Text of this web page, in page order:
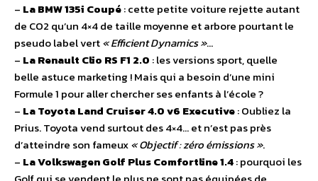
– La BMW 135i Coupé: cette petite voiture rejette autant
de CO2 qu’un 4×4 de taille moyenne et arbore pourtant le
pseudo label vert« Efficient Dynamics »…
– La Renault Clio RS F1 2.0 : les versions sport, quelle
belle astuce marketing ! Mais qui a besoin d’une mini
Formule 1 pour aller chercher ses enfants à l’école ?
– La Toyota Land Cruiser 4.0 v6 Executive: Oubliez la
Prius. Toyota vend surtout des 4×4… et n’est pas près
d’atteindre son fameux« Objectif : zéro émissions ».
– La Volkswagen Golf Plus Comfortline 1.4: pourquoi les